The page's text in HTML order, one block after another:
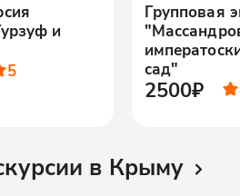
и
5
Групповая
сад"
2500₽
в Крыму